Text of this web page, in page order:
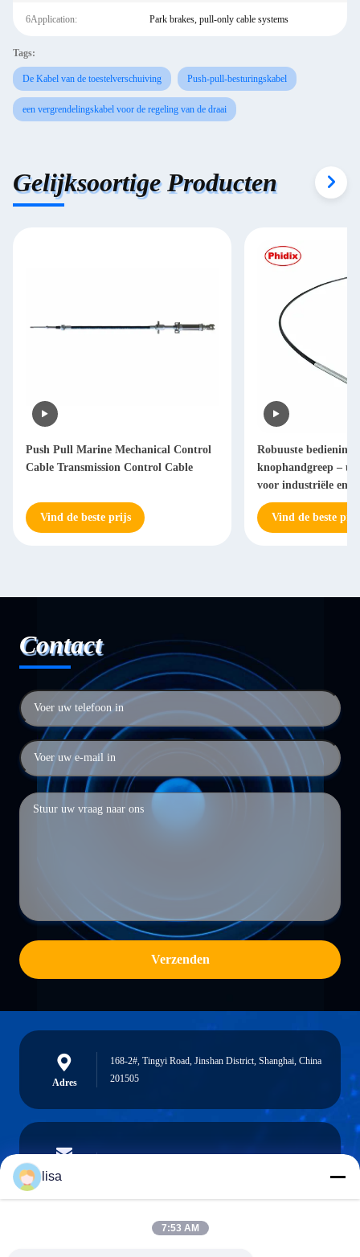
6Application: Park brakes, pull-only cable systems
Tags:
De Kabel van de toestelverschuiving Push-pull-besturingskabel
een vergrendelingskabel voor de regeling van de draai
Gelijksoortige Producten
Push Pull Marine Mechanical Control
Cable Transmission Control Cable
Vind de beste prijs
Robuuste
knophandgreep –
voor industriële en
apparatuur
Vind de beste
Contact
Verzenden
Adres
168-2#, Tingyi Road, Jinshan District, Shanghai, China
201505
E-mail
lisa
7:53 AM